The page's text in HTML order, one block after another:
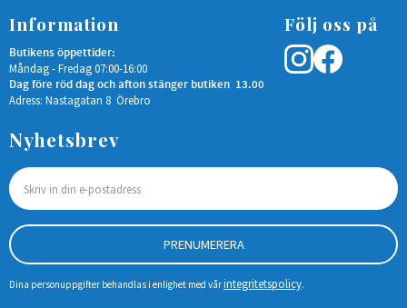
Information
Butikens öppettider:
Måndag - Fredag 07:00-16:00
Dag före röd dag och afton stänger butiken 13.00
Adress: Nastagatan 8 Örebro
Följ oss på
Nyhetsbrev
PRENUMERERA
Dina personuppgifter behandlas i enlighet med vårintegritetspolicy.